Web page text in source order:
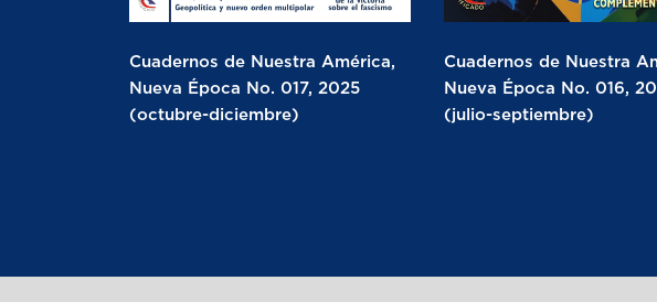
Cuadernos de Nuestra América,
Nueva Época No. 017, 2025
(octubre-diciembre)
Cuadernos de Nuestra
Nueva Época No. 016,
(julio-septiembre)